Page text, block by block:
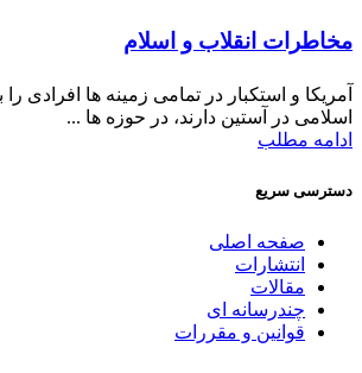
مخاطرات انقلاب و اسلام
آمریکا و استکبار در تمامی زمینه ها افرادی
اسلامی در آستین دارند، در حوزه ها ...
ادامه مطلب
دسترسی سریع
صفحه اصلی
انتشارات
مقالات
چندرسانه ای
قوانین و مقررات